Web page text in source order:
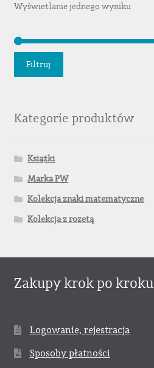
Wyświetlanie jednego wyniku
Filtruj
Kategorie produktów
Książki
Marka PW
Kolekcja znaki matematyczne
Kolekcja z rozetą
Zakupy krok po kroku
Logowanie, rejestracja
Sposoby płatności